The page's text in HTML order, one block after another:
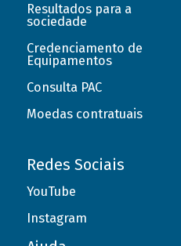
Resultados para a
sociedade
Credenciamento de
Equipamentos
Consulta PAC
Moedas contratuais
Redes Sociais
YouTube
Instagram